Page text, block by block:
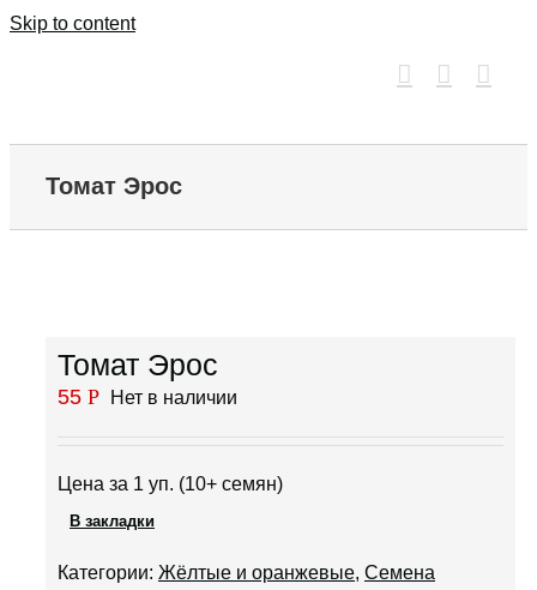
Skip to content
Томат Эрос
Томат Эрос
55 Р Нет в наличии
Цена за 1 уп. (10+ семян)
В закладки
Категории: Жёлтые и оранжевые, Семена